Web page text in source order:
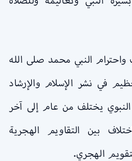
واحترام النبي محمد صلى الله
في نشر الإسلام والإرشاد
يختلف من عام إلى آخر
بين التقاويم الهجرية
الهجري.